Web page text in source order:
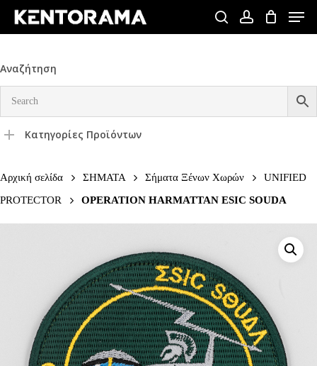
Skip
content
searchaccount
Menu
Αναζήτηση
Κατηγορίες Προϊόντων
Αρχική σελίδα ΣΗΜΑΤΑ Σήματα Ξένων Χωρών
UNIFIED
PROTECTOR
OPERATION HARMATTAN ESIC SOUDA